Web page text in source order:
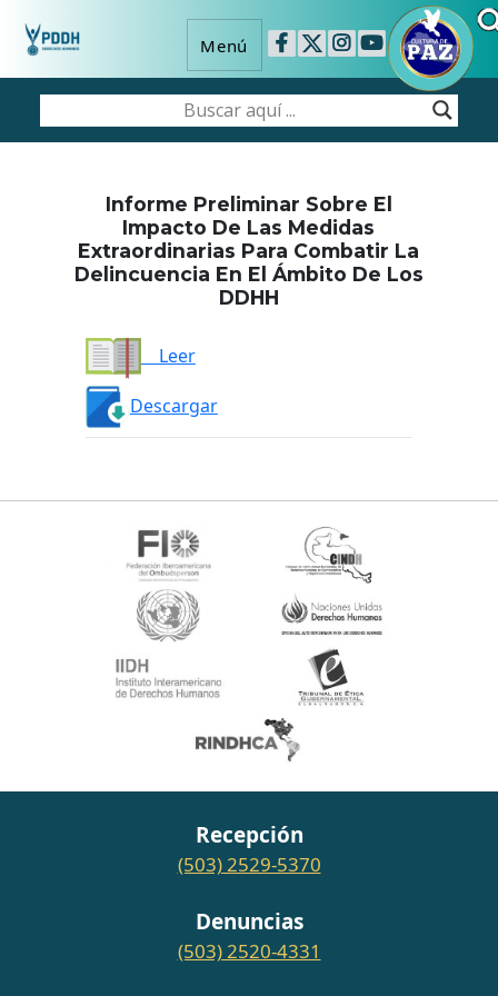
Menú
Informe Preliminar Sobre El
Impacto De Las Medidas
Extraordinarias Para Combatir La
Delincuencia En El Ámbito De Los
DDHH
Leer
Descargar
Recepción
(503) 2529-5370
Denuncias
(503) 2520-4331